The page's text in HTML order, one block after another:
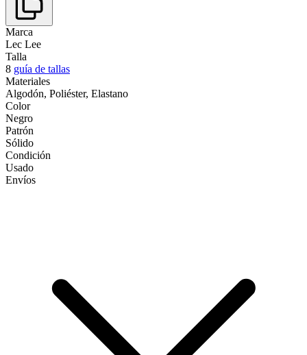
Marca
Lec Lee
Talla
8 guía de tallas
Materiales
Algodón, Poliéster, Elastano
Color
Negro
Patrón
Sólido
Condición
Usado
Envíos